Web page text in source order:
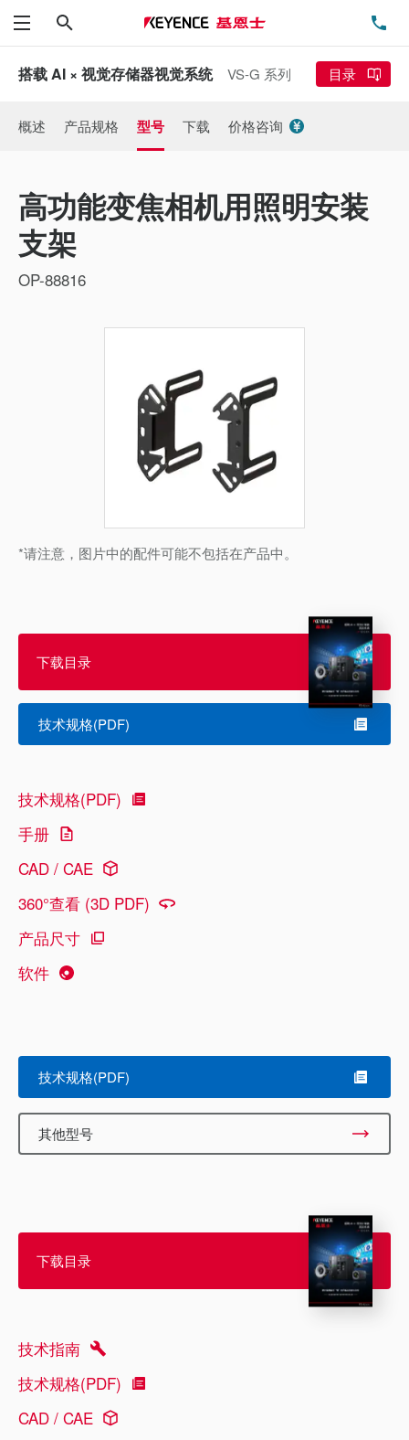
菜单
搭载 AI × 视觉存储器视觉系统 VS-G 系列 目录
概述 产品规格 型号 下载 价格咨询
高功能变焦相机用照明安装
支架
OP-88816
*请注意，图片中的配件可能不包括在产品中。
下载目录
技术规格(PDF)
技术规格(PDF)
手册
CAD / CAE
360°查看 (3D PDF)
产品尺寸
软件
技术规格(PDF)
其他型号
下载目录
技术指南
技术规格(PDF)
CAD / CAE